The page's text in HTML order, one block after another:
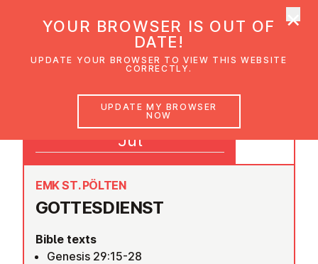
GOTTES­DI­ENST
EMK ST. PÖLTEN
Bible texts
Genesis 29:15-28
30
Jul
YOUR BROWSER IS OUT OF
DATE!
UPDATE YOUR BROWSER TO VIEW THIS WEBSITE
CORRECTLY.
UPDATE MY BROWSER
NOW
×